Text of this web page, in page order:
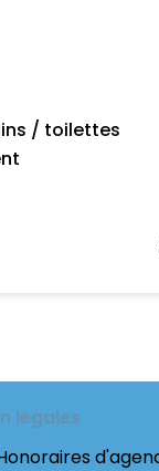
/ toilettes
legales